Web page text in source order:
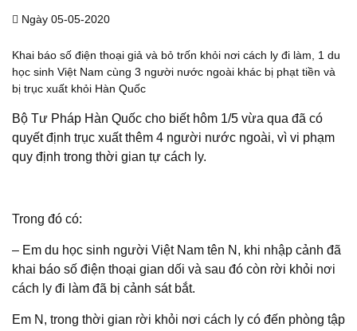
Ngày 05-05-2020
Khai báo số điện thoại giả và bỏ trốn khỏi nơi cách ly đi làm, 1 du
học sinh Việt Nam cùng 3 người nước ngoài khác bị phạt tiền và
bị trục xuất khỏi Hàn Quốc
Bộ Tư Pháp Hàn Quốc cho biết hôm 1/5 vừa qua đã có
quyết định trục xuất thêm 4 người nước ngoài, vì vi phạm
quy định trong thời gian tự cách ly.
Trong đó có:
– Em du học sinh người Việt Nam tên N, khi nhập cảnh đã
khai báo số điện thoại gian dối và sau đó còn rời khỏi nơi
cách ly đi làm đã bị cảnh sát bắt.
Em N, trong thời gian rời khỏi nơi cách ly có đến phòng tập